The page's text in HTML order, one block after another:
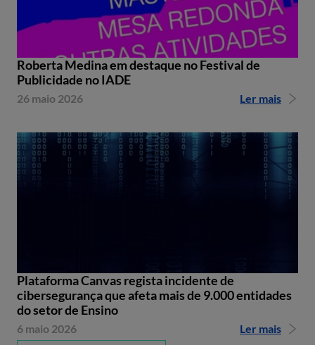
Roberta Medina em destaque no Festival de
Publicidade no IADE
26 maio 2026 Ler mais
Plataforma Canvas regista incidente de
cibersegurança que afeta mais de 9.000 entidades
do setor de Ensino
6 maio 2026 Ler mais